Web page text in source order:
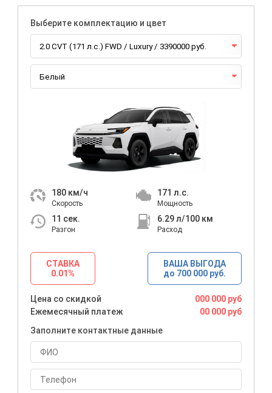
Выберите комплектацию и цвет
180 км/ч
Скорость
171 л.с.
Мощность
11 сек.
Разгон
6.29л/100 км
Расход
СТАВКА
0.01%
ВАША ВЫГОДА
до 700 000 руб.
Цена со скидкой
000 000 руб
Ежемесячный платеж
00 000 руб
Заполните контактные данные